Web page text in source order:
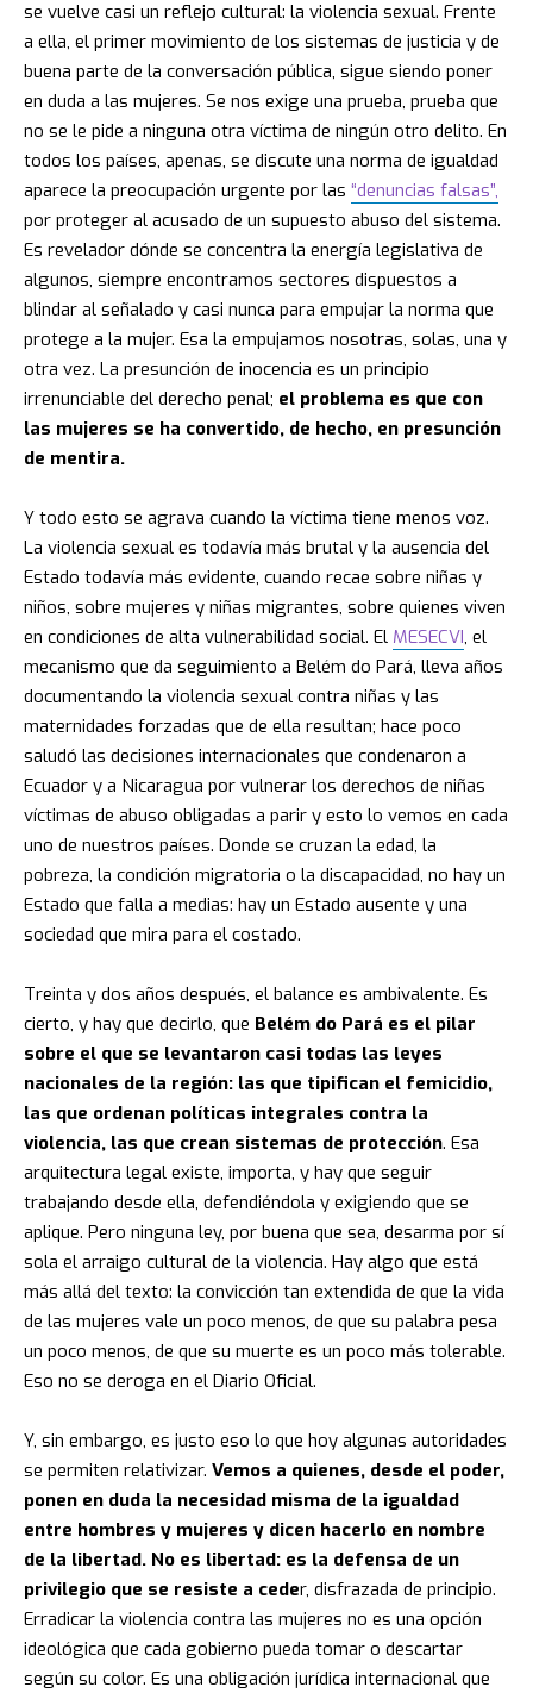
se vuelve casi un reflejo cultural: la violencia sexual. Frente
a ella, el primer movimiento de los sistemas de justicia y de
buena parte de la conversación pública, sigue siendo poner
en duda a las mujeres. Se nos exige una prueba, prueba que
no se le pide a ninguna otra víctima de ningún otro delito. En
todos los países, apenas, se discute una norma de igualdad
aparece la preocupación urgente por las “denuncias falsas”,
por proteger al acusado de un supuesto abuso del sistema.
Es revelador dónde se concentra la energía legislativa de
algunos, siempre encontramos sectores dispuestos a
blindar al señalado y casi nunca para empujar la norma que
protege a la mujer. Esa la empujamos nosotras, solas, una y
otra vez. La presunción de inocencia es un principio
irrenunciable del derecho penal; el problema es que con
las mujeres se ha convertido, de hecho, en presunción
de mentira.
Y todo esto se agrava cuando la víctima tiene menos voz.
La violencia sexual es todavía más brutal y la ausencia del
Estado todavía más evidente, cuando recae sobre niñas y
niños, sobre mujeres y niñas migrantes, sobre quienes viven
en condiciones de alta vulnerabilidad social. El MESECVI, el
mecanismo que da seguimiento a Belém do Pará, lleva años
documentando la violencia sexual contra niñas y las
maternidades forzadas que de ella resultan; hace poco
saludó las decisiones internacionales que condenaron a
Ecuador y a Nicaragua por vulnerar los derechos de niñas
víctimas de abuso obligadas a parir y esto lo vemos en cada
uno de nuestros países. Donde se cruzan la edad, la
pobreza, la condición migratoria o la discapacidad, no hay un
Estado que falla a medias: hay un Estado ausente y una
sociedad que mira para el costado.
Treinta y dos años después, el balance es ambivalente. Es
cierto, y hay que decirlo, que Belém do Pará es el pilar
sobre el que se levantaron casi todas las leyes
nacionales de la región: las que tipifican el femicidio,
las que ordenan políticas integrales contra la
violencia, las que crean sistemas de protección. Esa
arquitectura legal existe, importa, y hay que seguir
trabajando desde ella, defendiéndola y exigiendo que se
aplique. Pero ninguna ley, por buena que sea, desarma por sí
sola el arraigo cultural de la violencia. Hay algo que está
más allá del texto: la convicción tan extendida de que la vida
de las mujeres vale un poco menos, de que su palabra pesa
un poco menos, de que su muerte es un poco más tolerable.
Eso no se deroga en el Diario Oficial.
Y, sin embargo, es justo eso lo que hoy algunas autoridades
se permiten relativizar. Vemos a quienes, desde el poder,
ponen en duda la necesidad misma de la igualdad
entre hombres y mujeres y dicen hacerlo en nombre
de la libertad. No es libertad: es la defensa de un
privilegio que se resiste a ceder, disfrazada de principio.
Erradicar la violencia contra las mujeres no es una opción
ideológica que cada gobierno pueda tomar o descartar
según su color. Es una obligación jurídica internacional que